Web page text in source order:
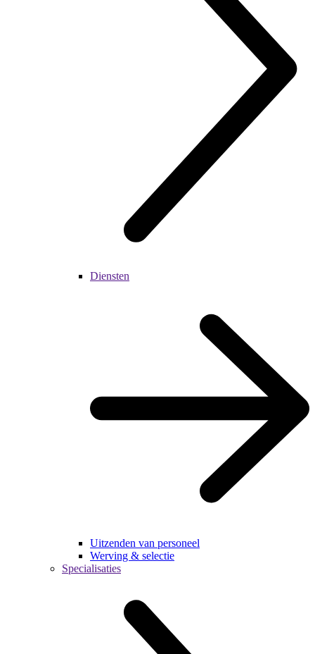
Diensten
Uitzenden van personeel
Werving & selectie
Specialisaties